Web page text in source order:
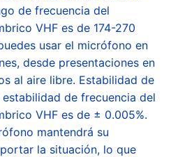
de frecuencia del
VHF es de 174-270
usar el micrófono en
desde presentaciones en
al aire libre. Estabilidad de
de frecuencia del
VHF es de ± 0.005%.
mantendrá su
la situación, lo que